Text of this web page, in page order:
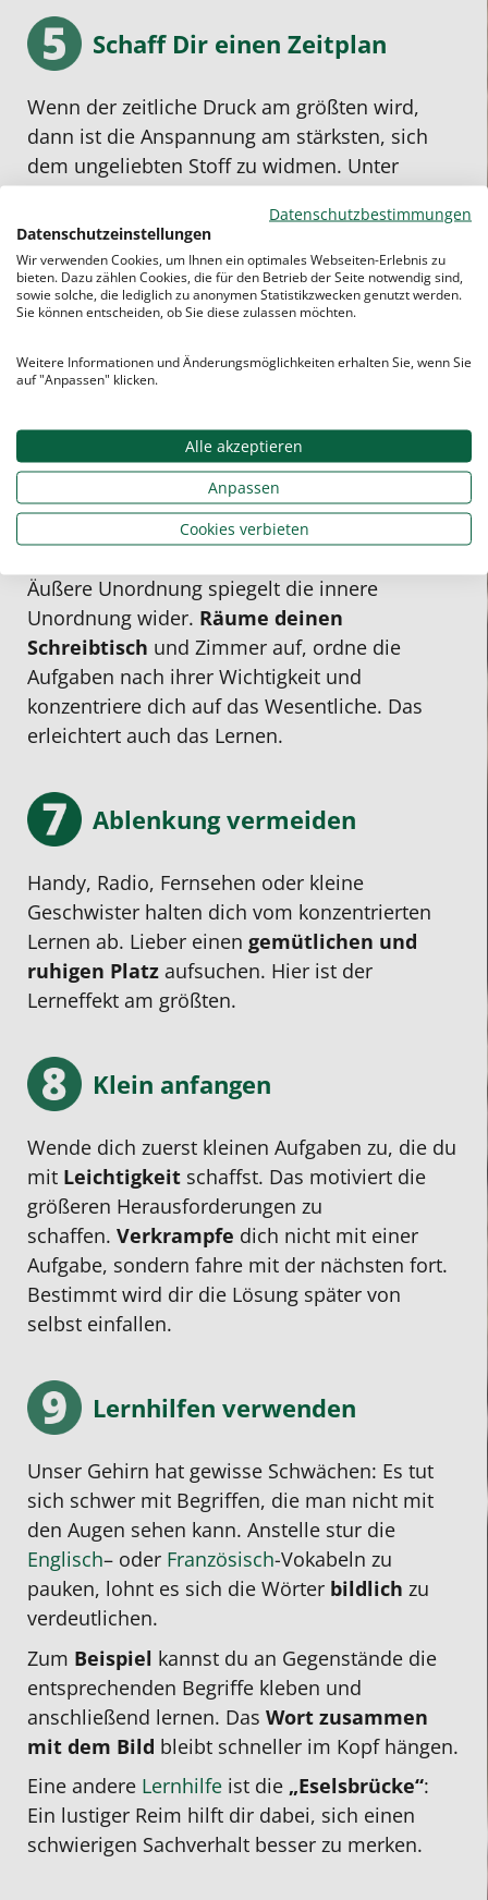
Schaff Dir einen Zeitplan
Wenn der zeitliche Druck am größten wird,
dann ist die Anspannung am stärksten, sich
dem ungeliebten Stoff zu widmen. Unter
und nervenaufreibend
Deshalb den Lernstoff über einen längeren
Zeitraum „zerstückeln“.Zeitpunktefür Freizeit
und Pausen bestimmen.Tagezum
Wiederholen einplanen. Auf diese Weise kann
sich der Stoff am besten verfestigen. Dann
Halte Ordnung
Äußere Unordnung spiegelt die innere
Unordnung wider. Räume deinen
Schreibtisch und Zimmer auf, ordne die
Aufgaben nach ihrer Wichtigkeit und
konzentriere dich auf das Wesentliche. Das
erleichtert auch das Lernen.
Ablenkung vermeiden
Handy, Radio, Fernsehen oder kleine
Geschwister halten dich vom konzentrierten
Lernen ab. Lieber einen gemütlichen und
ruhigen Platz aufsuchen. Hier ist der
Lerneffekt am größten.
Klein anfangen
Wende dich zuerst kleinen Aufgaben zu, die du
mit Leichtigkeit schaffst. Das motiviert die
größeren Herausforderungen zu
schaffen. Verkrampfe dich nicht mit einer
Aufgabe, sondern fahre mit der nächsten fort.
Bestimmt wird dir die Lösung später von
selbst einfallen.
Lernhilfen verwenden
Unser Gehirn hat gewisse Schwächen: Es tut
sich schwer mit Begriffen, die man nicht mit
den Augen sehen kann. Anstelle stur die
Englisch– oder Französisch-Vokabeln zu
pauken, lohnt es sich die Wörter bildlich zu
verdeutlichen.
Zum Beispiel kannst du an Gegenstände die
entsprechenden Begriffe kleben und
anschließend lernen. Das Wort zusammen
mit dem Bild bleibt schneller im Kopf hängen.
Eine andere Lernhilfe ist die „Eselsbrücke“:
Ein lustiger Reim hilft dir dabei, sich einen
schwierigen Sachverhalt besser zu merken.
Datenschutzbestimmungen
Datenschutzeinstellungen
Wir verwenden Cookies, um Ihnen ein optimales Webseiten-Erlebnis zu
bieten. Dazu zählen Cookies, die für den Betrieb der Seite notwendig sind,
sowie solche, die lediglich zu anonymen Statistikzwecken genutzt werden.
Sie können entscheiden, ob Sie diese zulassen möchten.
Weitere Informationen und Änderungsmöglichkeiten erhalten Sie, wenn Sie
auf "Anpassen" klicken.
Alle akzeptieren
Anpassen
Cookies verbieten